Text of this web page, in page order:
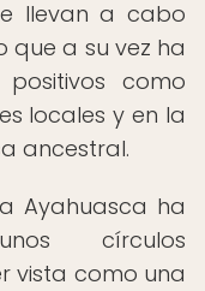
llevan a cabo
que a su vez ha
como
locales y en la
ancestral.
Ayahuasca ha
círculos
vista como una